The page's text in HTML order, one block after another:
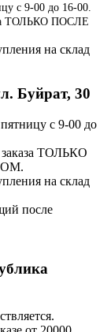
с 9-00 до 16-00.
ТОЛЬКО ПОСЛЕ
на склад
Буйрат, 30
с 9-00 до
заказа ТОЛЬКО
на склад
после